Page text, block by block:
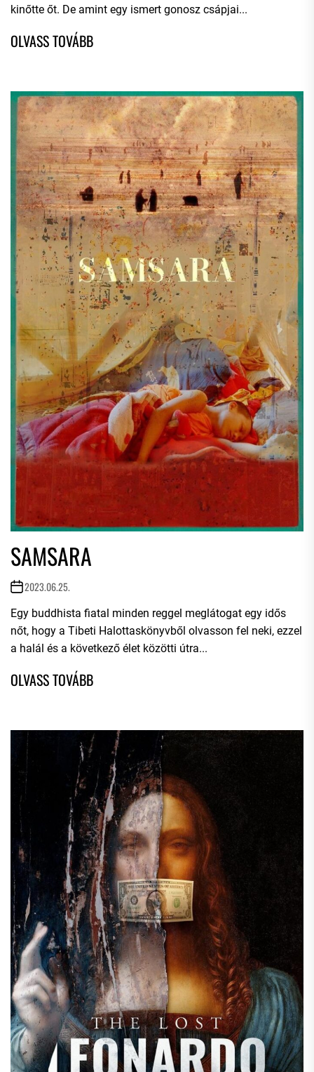
kinőtte őt. De amint egy ismert gonosz csápjai...
SAMSARA
2023.06.25.
Egy buddhista fiatal minden reggel meglátogat egy idős
nőt, hogy a Tibeti Halottaskönyvből olvasson fel neki, ezzel
a halál és a következő élet közötti útra...